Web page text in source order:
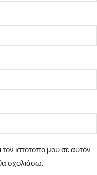
ιστότοπο μου σε αυτόν
σχολιάσω.